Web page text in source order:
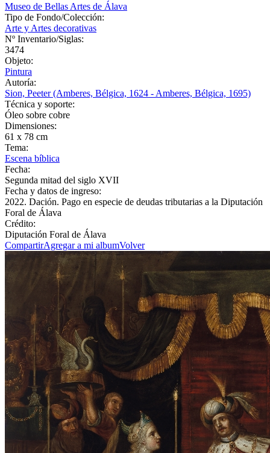
Museo de Bellas Artes de Álava
Tipo de Fondo/Colección:
Arte y Artes decorativas
Nº Inventario/Siglas:
3474
Objeto:
Pintura
Autoría:
Sion, Peeter (Amberes, Bélgica, 1624 - Amberes, Bélgica, 1695)
Técnica y soporte:
Óleo sobre cobre
Dimensiones:
61 x 78 cm
Tema:
Escena bíblica
Fecha:
Segunda mitad del siglo XVII
Fecha y datos de ingreso:
2022. Dación. Pago en especie de deudas tributarias a la Diputación
Foral de Álava
Crédito:
Diputación Foral de Álava
CompartirAgregar a mi albumVolver